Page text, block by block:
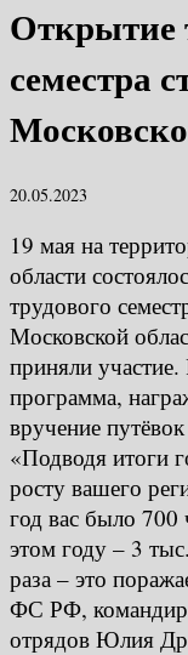
Открытие
семестра
20.05.2023
19 мая на
области
трудового
Московской
приняли
программа,
вручение
«Подводя итоги
росту вашего
год вас было 700
этом году – 3
раза – это
ФС РФ, командир
отрядов Юлия